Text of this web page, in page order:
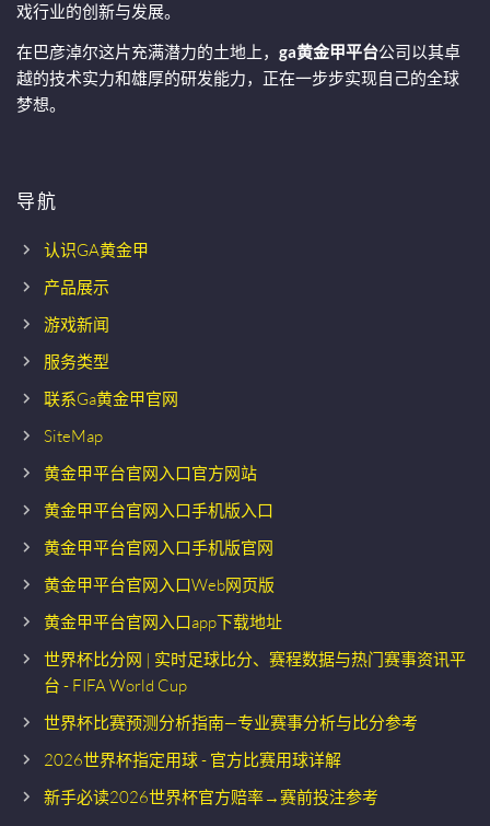
戏行业的创新与发展。
在巴彦淖尔这片充满潜力的土地上， ga黄金甲平台公司以其卓
越的技术实力和雄厚的研发能力，正在一步步实现自己的全球
梦想。
导航
认识GA黄金甲
产品展示
游戏新闻
服务类型
联系Ga黄金甲官网
SiteMap
黄金甲平台官网入口官方网站
黄金甲平台官网入口手机版入口
黄金甲平台官网入口手机版官网
黄金甲平台官网入口Web网页版
黄金甲平台官网入口app下载地址
世界杯比分网 | 实时足球比分、赛程数据与热门赛事资讯平
台 - FIFA World Cup
世界杯比赛预测分析指南—专业赛事分析与比分参考
2026世界杯指定用球 - 官方比赛用球详解
新手必读2026世界杯官方赔率→赛前投注参考